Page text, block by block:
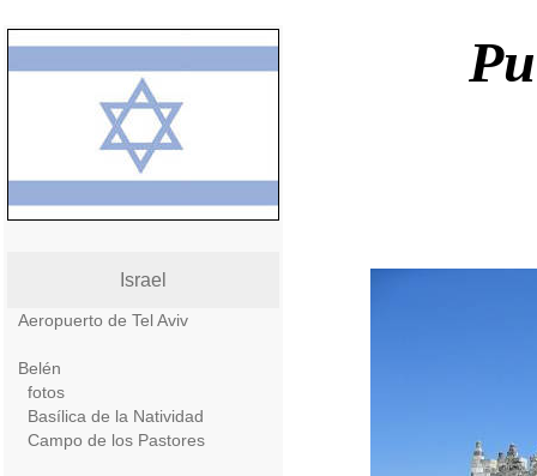
Israel
Aeropuerto de Tel Aviv
Belén
fotos
Basílica de la Natividad
Campo de los Pastores